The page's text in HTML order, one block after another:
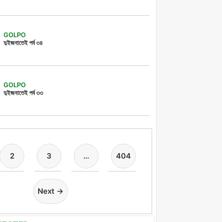
GOLPO
দুইজনাতেই পর্ব ৩৪
GOLPO
দুইজনাতেই পর্ব ৩৩
2 3 … 404
Next →